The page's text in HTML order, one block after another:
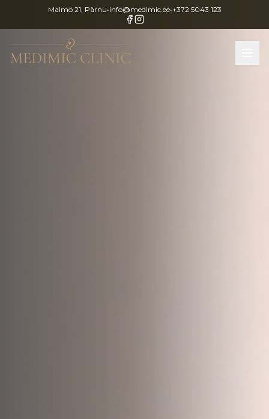
Malmö 21, Pärnu•info@medimic.ee•+372 5043 123